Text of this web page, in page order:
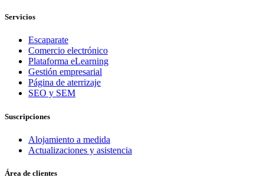
Servicios
Escaparate
Comercio electrónico
Plataforma eLearning
Gestión empresarial
Página de aterrizaje
SEO y SEM
Suscripciones
Alojamiento a medida
Actualizaciones y asistencia
Área de clientes